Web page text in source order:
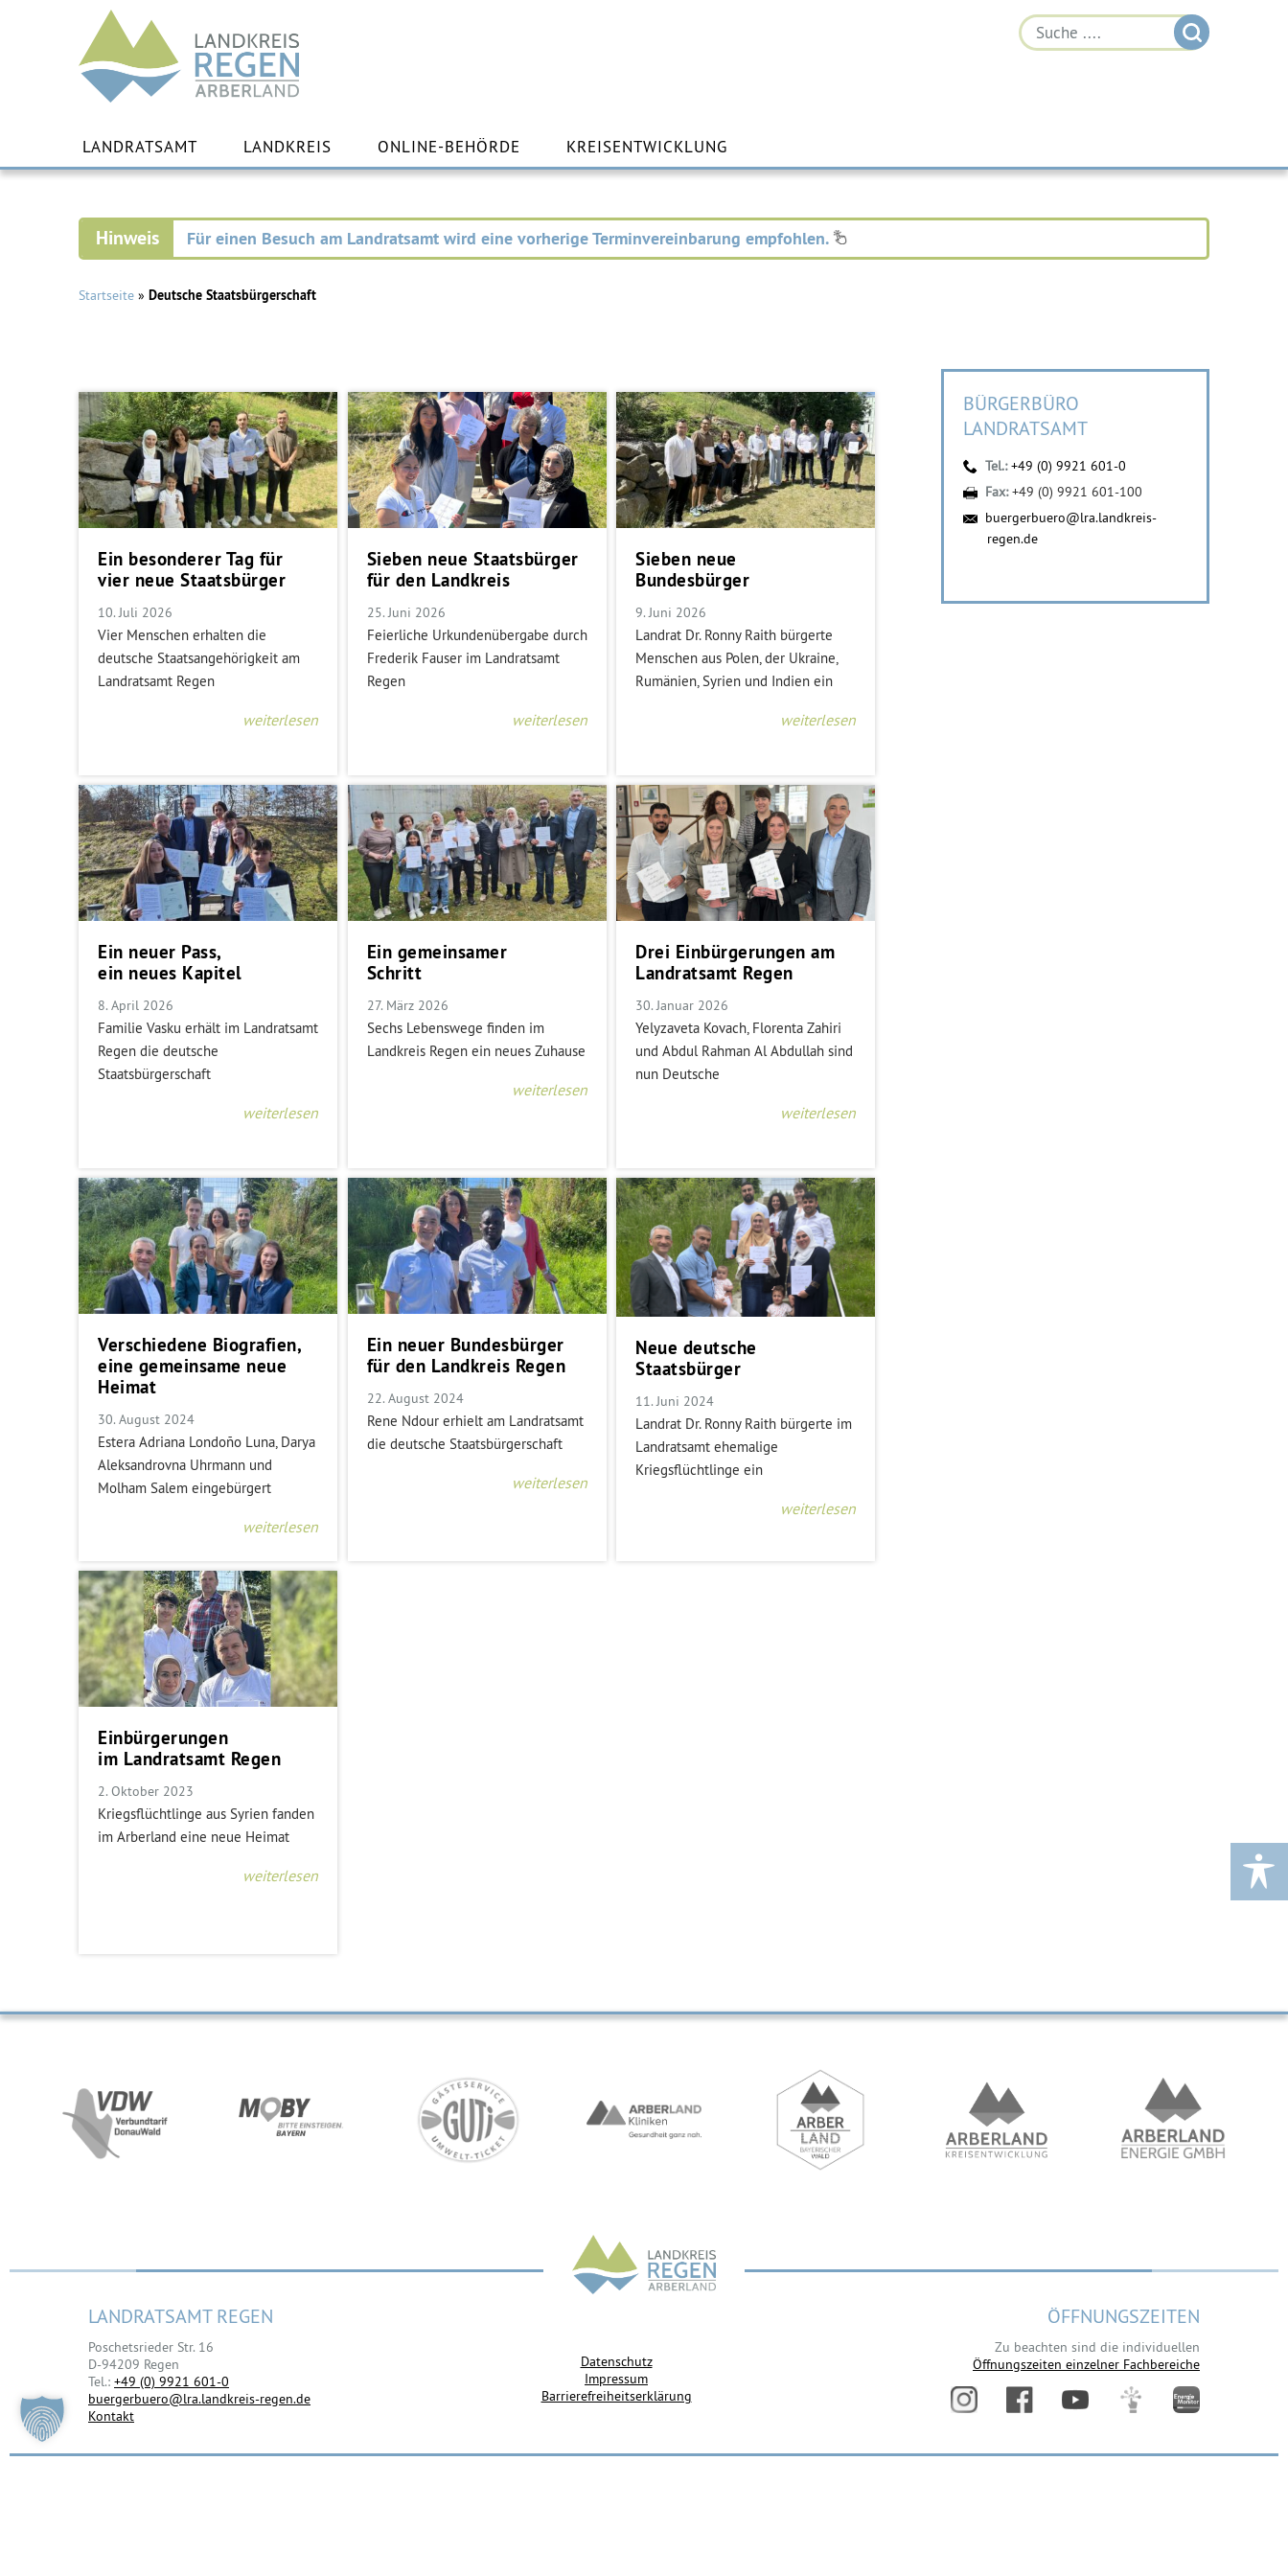
Landkreis
Regen
Inhalt
springen
LANDRATSAMT LANDKREIS ONLINE-BEHÖRDE KREISENTWICKLUNG
Für einen Besuch am Landratsamt wird eine vorherige Terminvereinbarung empfohlen.
Startseite » Deutsche Staatsbürgerschaft
Ein besonderer Tag für
vier neue Staatsbürger
10. Juli 2026
Vier Menschen erhalten die
deutsche Staatsangehörigkeit am
Landratsamt Regen
weiterlesen
Sieben neue Staatsbürger
für den Landkreis
25. Juni 2026
Feierliche Urkundenübergabe durch
Frederik Fauser im Landratsamt
Regen
weiterlesen
Sieben neue
Bundesbürger
9. Juni 2026
Landrat Dr. Ronny Raith bürgerte
Menschen aus Polen, der Ukraine,
Rumänien, Syrien und Indien ein
weiterlesen
Ein neuer Pass,
ein neues Kapitel
8. April 2026
Familie Vasku erhält im Landratsamt
Regen die deutsche
Staatsbürgerschaft
weiterlesen
Ein gemeinsamer
Schritt
27. März 2026
Sechs Lebenswege finden im
Landkreis Regen ein neues Zuhause
weiterlesen
Drei Einbürgerungen am
Landratsamt Regen
30. Januar 2026
Yelyzaveta Kovach, Florenta Zahiri
und Abdul Rahman Al Abdullah sind
nun Deutsche
weiterlesen
Verschiedene Biografien,
eine gemeinsame neue
Heimat
30. August 2024
Estera Adriana Londoño Luna, Darya
Aleksandrovna Uhrmann und
Molham Salem eingebürgert
weiterlesen
Ein neuer Bundesbürger
für den Landkreis Regen
22. August 2024
Rene Ndour erhielt am Landratsamt
die deutsche Staatsbürgerschaft
weiterlesen
Neue deutsche
Staatsbürger
11. Juni 2024
Landrat Dr. Ronny Raith bürgerte im
Landratsamt ehemalige
Kriegsflüchtlinge ein
weiterlesen
Einbürgerungen
im Landratsamt Regen
2. Oktober 2023
Kriegsflüchtlinge aus Syrien fanden
im Arberland eine neue Heimat
weiterlesen
BÜRGERBÜRO
LANDRATSAMT
Tel.:+49 (0) 9921 601-0
Fax:+49 (0) 9921 601-100
buergerbuero@lra.landkreis-
regen.de
LANDRATSAMT REGEN
Poschetsrieder Str. 16
D-94209 Regen
Tel.: +49 (0) 9921 601-0
buergerbuero@lra.landkreis-regen.de
Kontakt
Datenschutz
Impressum
Barrierefreiheitserklärung
ÖFFNUNGSZEITEN
Zu beachten sind die individuellen
Öffnungszeiten einzelner Fachbereiche